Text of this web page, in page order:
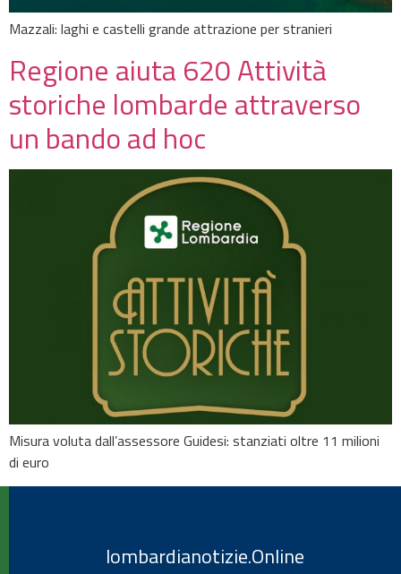
Mazzali: laghi e castelli grande attrazione per stranieri
Regione aiuta 620 Attività
storiche lombarde attraverso
un bando ad hoc
Misura voluta dall’assessore Guidesi: stanziati oltre 11 milioni
di euro
lombardianotizie.Online